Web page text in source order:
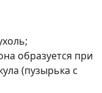
образуется при
(пузырька с